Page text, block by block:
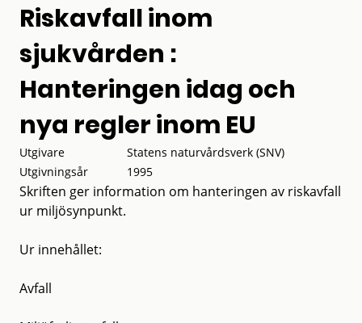
Riskavfall inom
sjukvården :
Hanteringen idag och
nya regler inom EU
Utgivare
Statens naturvårdsverk (SNV)
Utgivningsår
1995
Skriften ger information om hanteringen av riskavfall
ur miljösynpunkt.
Ur innehållet:
Avfall